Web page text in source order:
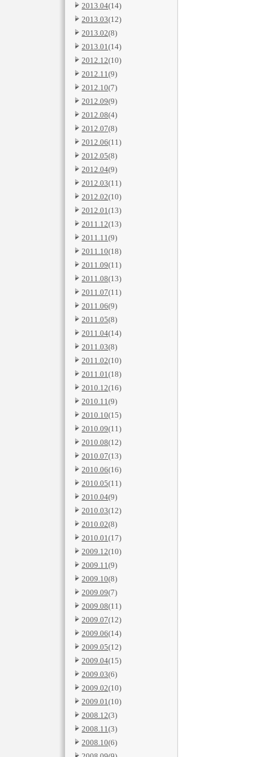
2013.04(14)
2013.03(12)
2013.02(8)
2013.01(14)
2012.12(10)
2012.11(9)
2012.10(7)
2012.09(9)
2012.08(4)
2012.07(8)
2012.06(11)
2012.05(8)
2012.04(9)
2012.03(11)
2012.02(10)
2012.01(13)
2011.12(13)
2011.11(9)
2011.10(18)
2011.09(11)
2011.08(13)
2011.07(11)
2011.06(9)
2011.05(8)
2011.04(14)
2011.03(8)
2011.02(10)
2011.01(18)
2010.12(16)
2010.11(9)
2010.10(15)
2010.09(11)
2010.08(12)
2010.07(13)
2010.06(16)
2010.05(11)
2010.04(9)
2010.03(12)
2010.02(8)
2010.01(17)
2009.12(10)
2009.11(9)
2009.10(8)
2009.09(7)
2009.08(11)
2009.07(12)
2009.06(14)
2009.05(12)
2009.04(15)
2009.03(6)
2009.02(10)
2009.01(10)
2008.12(3)
2008.11(3)
2008.10(6)